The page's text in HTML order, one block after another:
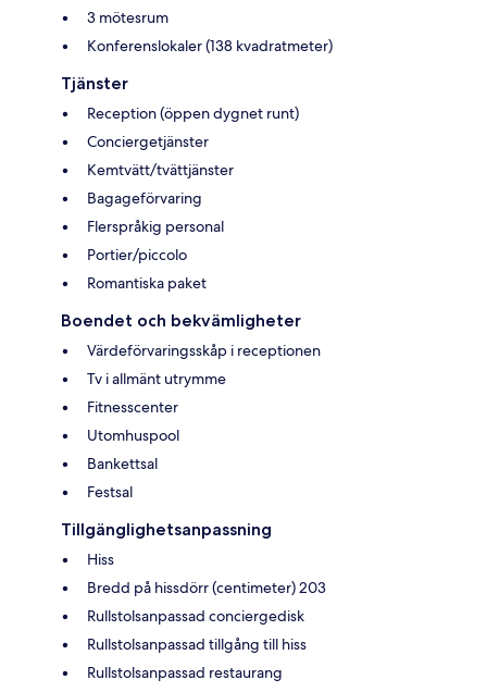
3 mötesrum
Konferenslokaler (138 kvadratmeter)
Tjänster
Reception (öppen dygnet runt)
Conciergetjänster
Kemtvätt/tvättjänster
Bagageförvaring
Flerspråkig personal
Portier/piccolo
Romantiska paket
Boendet och bekvämligheter
Värdeförvaringsskåp i receptionen
Tv i allmänt utrymme
Fitnesscenter
Utomhuspool
Bankettsal
Festsal
Tillgänglighetsanpassning
Hiss
Bredd på hissdörr (centimeter) 203
Rullstolsanpassad conciergedisk
Rullstolsanpassad tillgång till hiss
Rullstolsanpassad restaurang